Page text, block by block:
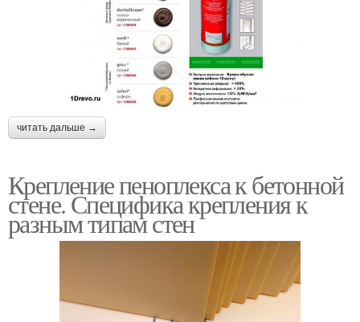
читать дальше →
Крепление пеноплекса к бетонной
стене. Специфика крепления к
разным типам стен